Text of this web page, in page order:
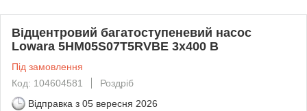
Відцентровий багатоступеневий насос
Lowara 5HM05S07T5RVBE 3x400 B
Під замовлення
Код: 104604581
Роздріб
Відправка з 05 вересня 2026